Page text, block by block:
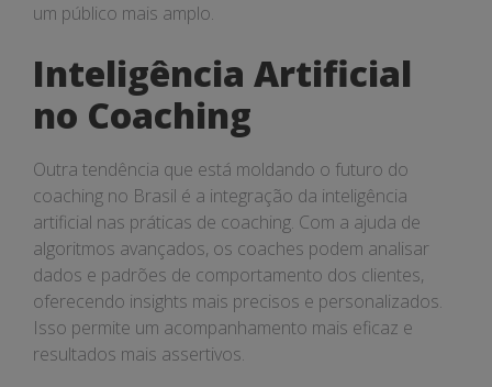
um público mais amplo.
Inteligência Artificial
no Coaching
Outra tendência que está moldando o futuro do
coaching no Brasil é a integração da inteligência
artificial nas práticas de coaching. Com a ajuda de
algoritmos avançados, os coaches podem analisar
dados e padrões de comportamento dos clientes,
oferecendo insights mais precisos e personalizados.
Isso permite um acompanhamento mais eficaz e
resultados mais assertivos.